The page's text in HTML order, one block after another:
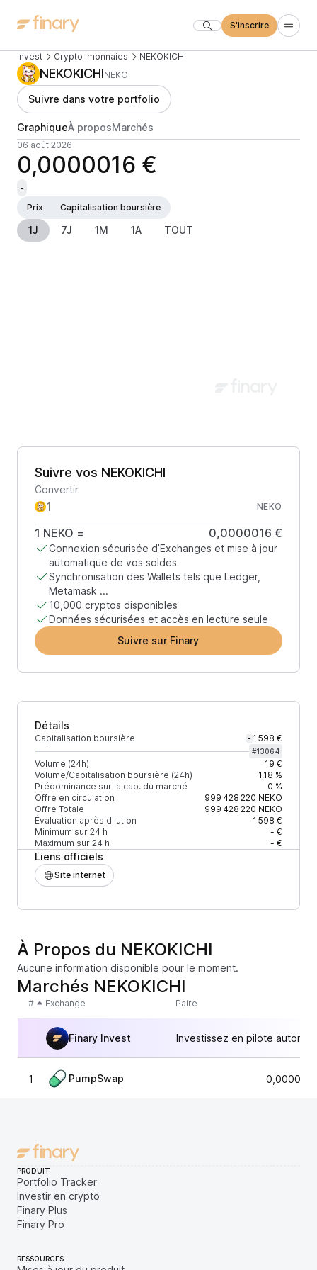
S'inscrire
Invest Crypto-monnaies NEKOKICHI
NEKOKICHINEKO
Suivre dans votre portfolio
GraphiqueÀ proposMarchés
06 août 2026
0,0000016 €
-
Prix
Capitalisation boursière
1J 7J 1M 1A TOUT
Suivre vos NEKOKICHI
Convertir
NEKO
1 NEKO = 0,0000016 €
Connexion sécurisée d’Exchanges et mise à jour
automatique de vos soldes
Synchronisation des Wallets tels que Ledger,
Metamask ...
10,000 cryptos disponibles
Données sécurisées et accès en lecture seule
Suivre sur Finary
Détails
Capitalisation boursière - 1 598 €
#13064
Volume (24h)
19 €
Volume/Capitalisation boursière (24h)
1,18 %
Prédominance sur la cap. du marché
0 %
Offre en circulation
999 428 220 NEKO
Offre Totale
999 428 220 NEKO
Évaluation après dilution
1 598 €
Minimum sur 24 h
- €
Maximum sur 24 h
- €
Liens officiels
Site internet
À Propos du NEKOKICHI
Aucune information disponible pour le moment.
Marchés NEKOKICHI
# Exchange Paire
Finary Invest Investissez en pilote
1 PumpSwap
PRODUIT
Portfolio Tracker
Investir en crypto
Finary Plus
Finary Pro
RESSOURCES